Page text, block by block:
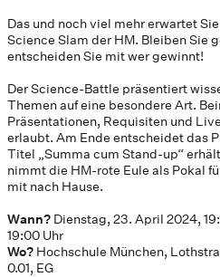
Das und noch viel mehr erwartet
Science Slam der HM. Bleiben Sie
entscheiden Sie mit wer gewinnt!
Der Science-Battle präsentiert
Themen auf eine besondere Art.
Präsentationen, Requisiten und
erlaubt. Am Ende entscheidet das
Titel „Summa cum Stand-up“
nimmt die HM-rote Eule als Pokal
mit nach Hause.
Wann? Dienstag, 23. April 2024,
19:00 Uhr
Wo? Hochschule München,
0.01, EG